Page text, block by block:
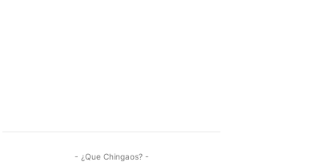
- ¿Que Chingaos? -